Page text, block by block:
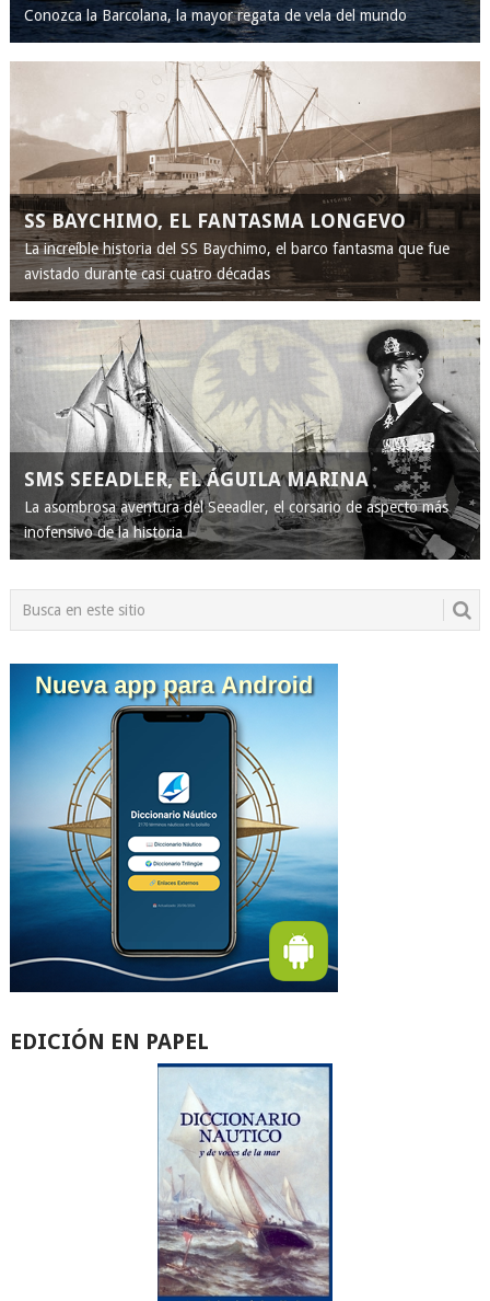
Conozca la Barcolana, la mayor regata de vela del mundo
SS BAYCHIMO, EL FANTASMA LONGEVO
La increíble historia del SS Baychimo, el barco fantasma que fue
avistado durante casi cuatro décadas
SMS SEEADLER, EL ÁGUILA MARINA
La asombrosa aventura del Seeadler, el corsario de aspecto más
inofensivo de la historia
EDICIÓN EN PAPEL